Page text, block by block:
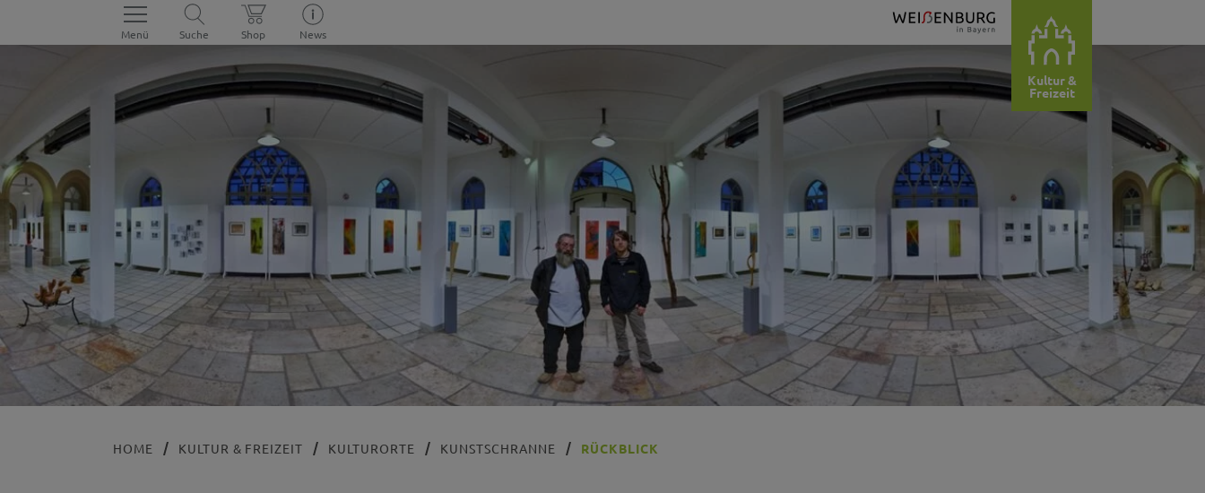
Menü Suche Shop News
Kultur &
Freizeit
HOME KULTUR & FREIZEIT KULTURORTE KUNSTSCHRANNE RÜCKBLICK